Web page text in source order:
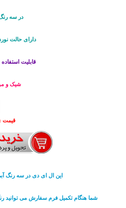
در سه
دارای حالت
قابلیت استفاده
شیک و
قیمت :
این ال ای دی در سه رنگ
شما هنگام تکمیل فرم سفارش می توانید